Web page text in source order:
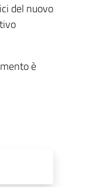
del nuovo
è